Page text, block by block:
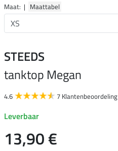
Maat: | Maattabel
STEEDS
tanktop Megan
4.6 7 Klantenbeoordeling
Leverbaar
13,90 €